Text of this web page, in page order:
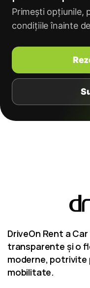
Primești opțiunile,
condițiile înainte
DriveOn Rent a
transparente și o
moderne, potrivite
mobilitate.